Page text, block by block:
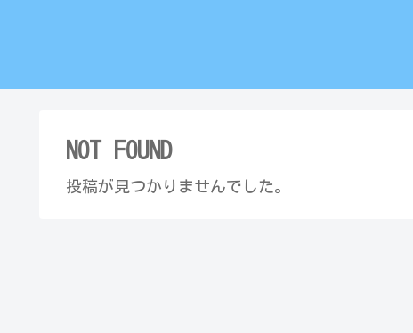
NOT FOUND
投稿が見つかりませんでした。